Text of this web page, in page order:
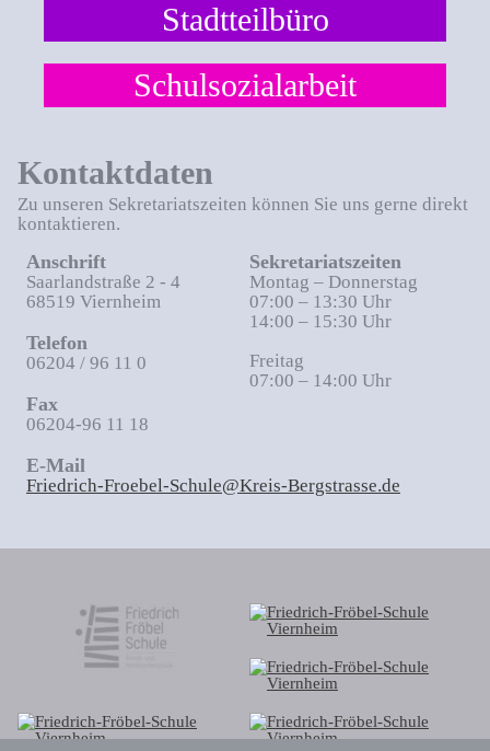
Stadtteilbüro
Schulsozialarbeit
Kontaktdaten
Zu unseren Sekretariatszeiten können Sie uns gerne direkt
kontaktieren.
Anschrift
Saarlandstraße 2 - 4
68519 Viernheim
Telefon
06204 / 96 11 0
Fax
06204-96 11 18
Sekretariatszeiten
Montag – Donnerstag
07:00 – 13:30 Uhr
14:00 – 15:30 Uhr
Freitag
07:00 – 14:00 Uhr
E-Mail
Friedrich-Froebel-Schule@Kreis-Bergstrasse.de